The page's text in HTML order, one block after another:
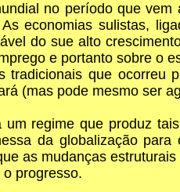
no período que
economias sulistas,
do sue alto
e portanto sobre o
tradicionais que
(mas pode mesmo ser
um regime que produz
da globalização
as mudanças
progresso.